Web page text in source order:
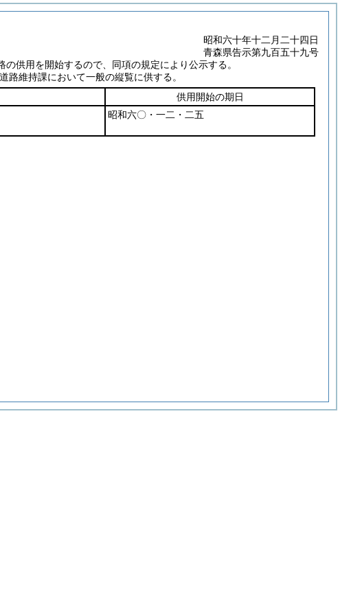
昭和六十年十二月二十四日
青森県告示第九百五十九号
供用を開始するので、同項の規定により公示する。
維持課において一般の縦覧に供する。
供用開始の期日
昭和六〇・一二・二五